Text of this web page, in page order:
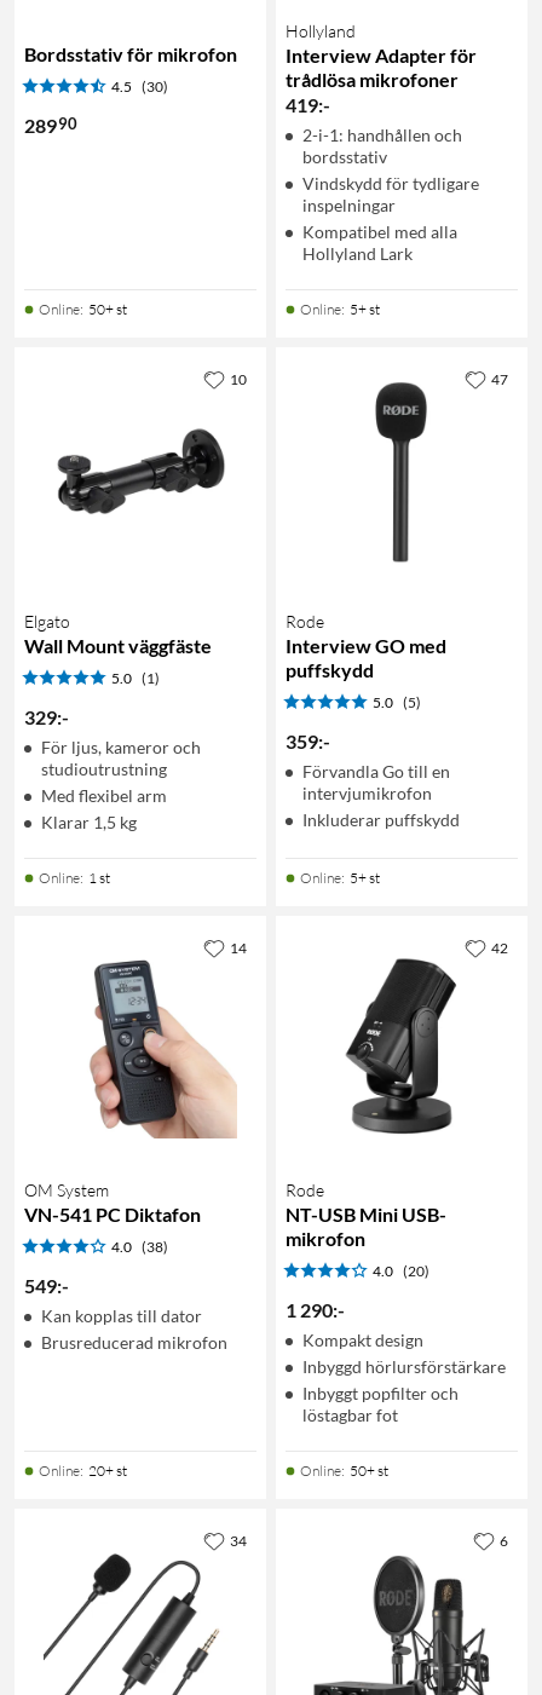
Bordsstativ för mikrofon
4.5 (30)
28990
Online: 50+ st
Hollyland
Interview Adapter för
trådlösa mikrofoner
419:-
2-i-1: handhållen och
bordsstativ
Vindskydd för tydligare
inspelningar
Kompatibel med alla
Hollyland Lark
Online: 5+ st
Elgato
Wall Mount väggfäste
5.0 (1)
329:-
För ljus, kameror och
studioutrustning
Med flexibel arm
Klarar 1,5 kg
Online: 1 st
10
Rode
Interview GO med
puffskydd
5.0 (5)
359:-
Förvandla Go till en
intervjumikrofon
Inkluderar puffskydd
Online: 5+ st
47
OM System
VN-541 PC Diktafon
4.0 (38)
549:-
Kan kopplas till dator
Brusreducerad mikrofon
Online: 20+ st
14
Rode
NT-USB Mini USB-
mikrofon
4.0 (20)
1 290:-
Kompakt design
Inbyggd hörlursförstärkare
Inbyggt popfilter och
löstagbar fot
Online: 50+ st
42
34 6